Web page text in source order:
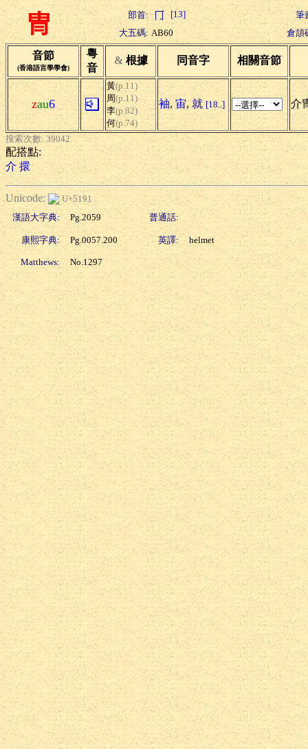
冑 部首: [13]
筆
大五碼: AB60 倉頡
音節
(香港語言學學會)
粵
音
& 根據 同音字 相關音節
zau6
黃(p.11)
周(p.11)
李(p.82)
何(p.74)
袖, 宙, 就 [18..] 介
搜索次數: 39042
配搭點:
介 擐
Unicode:
U+5191
漢語大字典:
Pg.2059 普通話:
康熙字典: Pg.0057.200 英譯: helmet
Matthews: No.1297